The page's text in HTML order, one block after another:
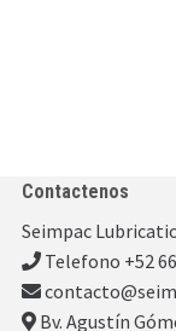
Contactenos
Seimpac
Telefono +52
Bv. Agustín